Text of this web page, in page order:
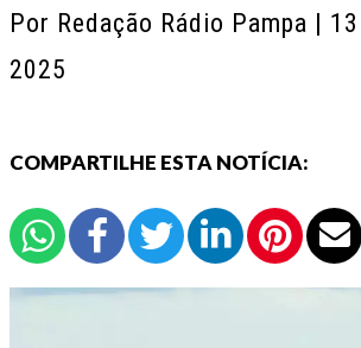
Por Redação Rádio Pampa |
2025
COMPARTILHE ESTA NOTÍCIA: